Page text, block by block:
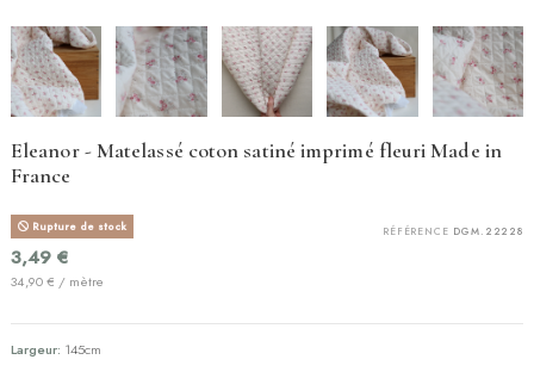
Eleanor - Matelassé coton satiné imprimé fleuri Made in
France
RÉFÉRENCE DGM.22228
Rupture de stock
3,49 €
34,90 € / mètre
Largeur: 145cm